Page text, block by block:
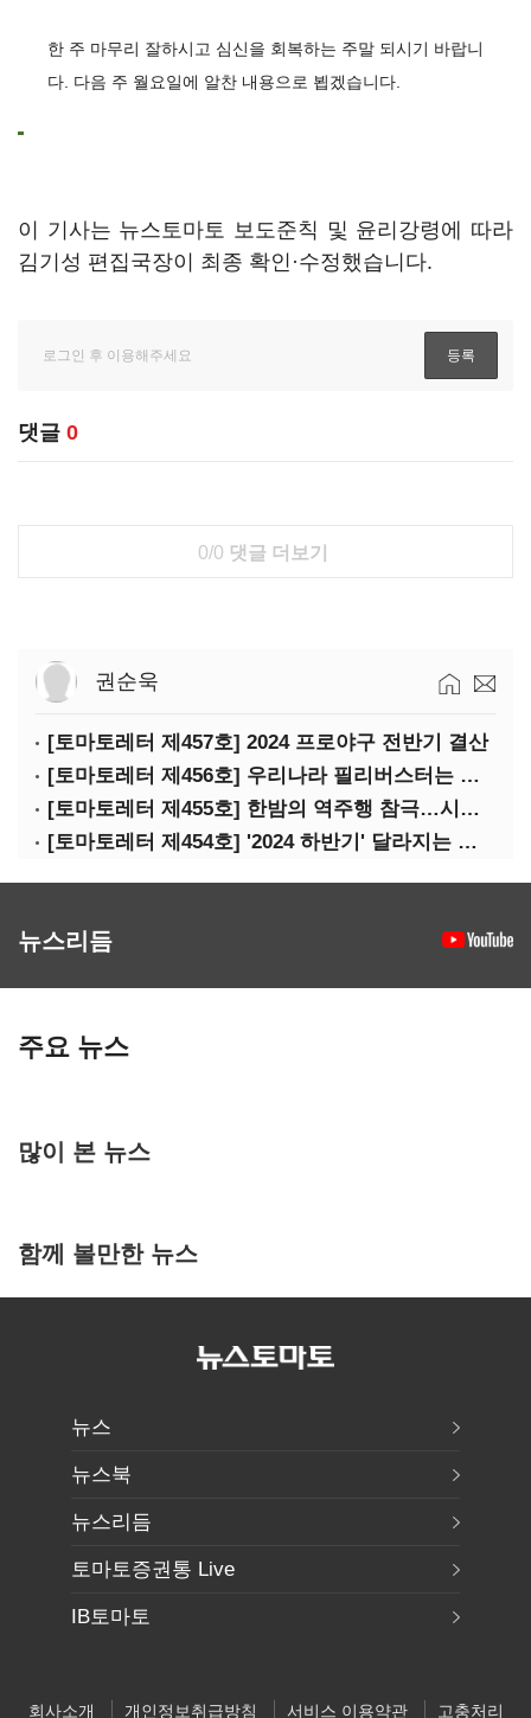
한 주 마무리 잘하시고 심신을 회복하는 주말 되시기 바랍니
다. 다음 주 월요일에 알찬 내용으로 뵙겠습니다.
이 기사는 뉴스토마토 보도준칙 및 윤리강령에 따라
김기성 편집국장이 최종 확인·수정했습니다.
댓글 0
0/0 댓글 더보기
권순욱
[토마토레터 제457호] 2024 프로야구 전반기 결산
[토마토레터 제456호] 우리나라 필리버스터는 어떻게 무용지물이 됐나
[토마토레터 제455호] 한밤의 역주행 참극…시청역 참사의 핵심 쟁점은?
[토마토레터 제454호] '2024 하반기' 달라지는 정책들 정리(하)
뉴스리듬
주요 뉴스
많이 본 뉴스
함께 볼만한 뉴스
뉴스
뉴스북
뉴스리듬
토마토증권통 Live
IB토마토
회사소개 개인정보취급방침 서비스 이용약관 고충처리